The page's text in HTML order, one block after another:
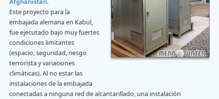
Afghanistán.
Este proyecto para la
embajada alemana en Kabul,
fue ejecutado bajo muy fuertes
condiciones limitantes
(espacio, seguridad, riesgo
terrorista y variaciones
climáticas). Al no estar las
instalaciones de la embajada
conectadas a ninguna red de alcantarillado, una instalación